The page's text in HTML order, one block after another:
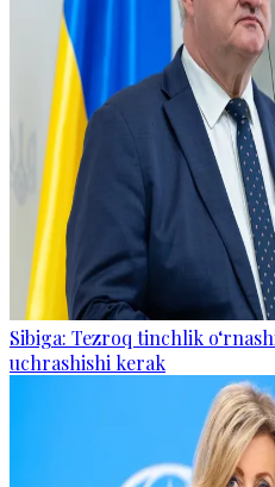
Sibiga: Tezroq tinchlik
uchrashishi kerak